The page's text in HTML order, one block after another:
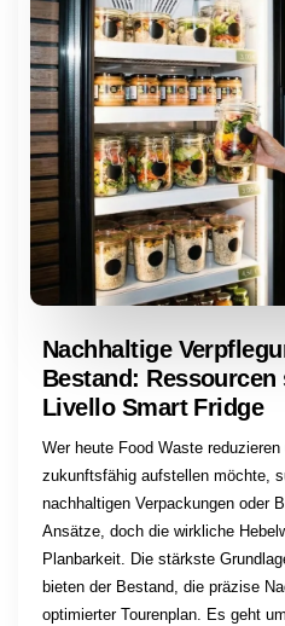
Nachhaltige
Bestand:
Livello Smart Fridge
Wer heute Food Waste
zukunftsfähig aufstellen möchte,
nachhaltigen Verpackungen oder
Ansätze, doch die wirkliche
Planbarkeit. Die stärkste
bieten der Bestand, die präzise
optimierter Tourenplan. Es geht